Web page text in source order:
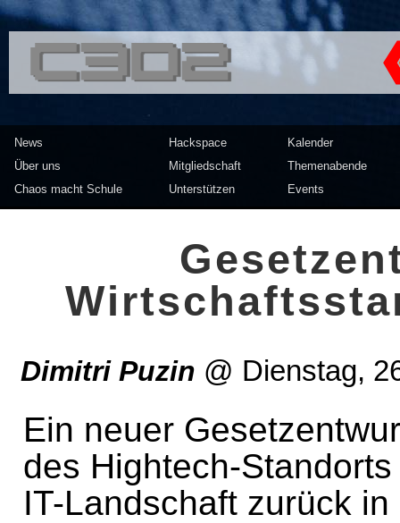
<<</>> Chaos Computer
News
Über uns
Chaos macht Schule
Hackspace
Mitgliedschaft
Unterstützen
Kalender
Themenabende
Events
Dimitri Puzin @ Dienstag,
Ein neuer
des Hightech-
IT-Landschaft zurück